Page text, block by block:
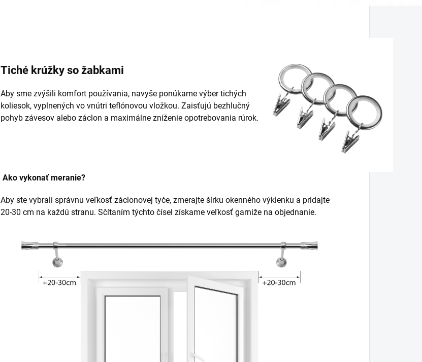
Tiché krúžky so žabkami
Aby sme zvýšili komfort používania, navyše ponúkame výber tichých
koliesok, vyplnených vo vnútri teflónovou vložkou. Zaisťujú bezhlučný
pohyb závesov alebo záclon a maximálne zníženie opotrebovania rúrok.
Ako vykonať meranie?
Aby ste vybrali správnu veľkosť záclonovej tyče, zmerajte šírku okenného výklenku a pridajte
20-30 cm na každú stranu. Sčítaním týchto čísel získame veľkosť garniže na objednanie.